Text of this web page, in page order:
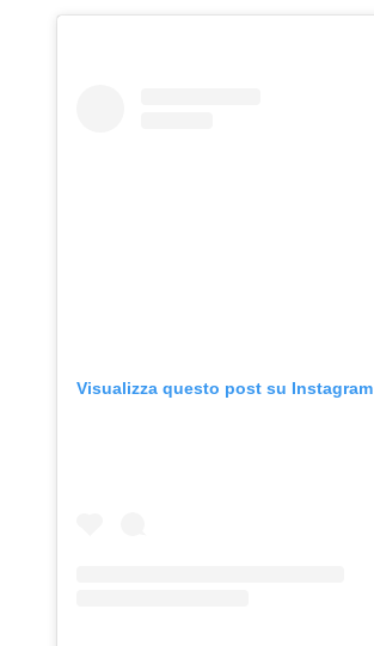
Visualizza questo post su Instagram